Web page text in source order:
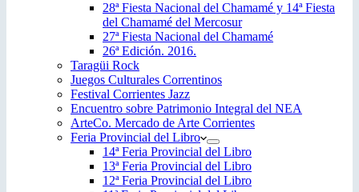
28ª Fiesta Nacional del Chamamé y 14ª Fiesta
del Chamamé del Mercosur
27ª Fiesta Nacional del Chamamé
26ª Edición. 2016.
Taragüi Rock
Juegos Culturales Correntinos
Festival Corrientes Jazz
Encuentro sobre Patrimonio Integral del NEA
ArteCo. Mercado de Arte Corrientes
Feria Provincial del Libro
14ª Feria Provincial del Libro
13ª Feria Provincial del Libro
12ª Feria Provincial del Libro